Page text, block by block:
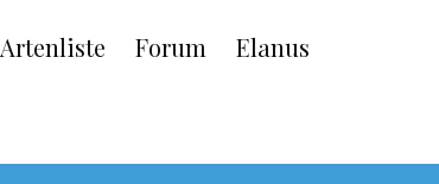
Artenliste Forum Elanus